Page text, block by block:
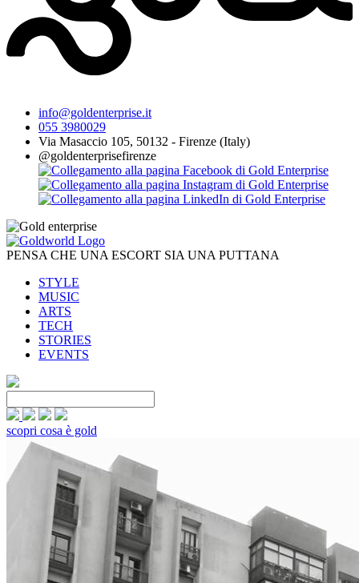
info@goldenterprise.it
055 3980029
Via Masaccio 105, 50132 - Firenze (Italy)
@goldenterprisefirenze
PENSA CHE UNA ESCORT SIA UNA PUTTANA
STYLE
MUSIC
ARTS
TECH
STORIES
EVENTS
scopri cosa è gold